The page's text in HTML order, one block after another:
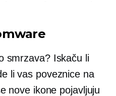
smrzava? Iskaču li
li vas poveznice na
nove ikone pojavljuju